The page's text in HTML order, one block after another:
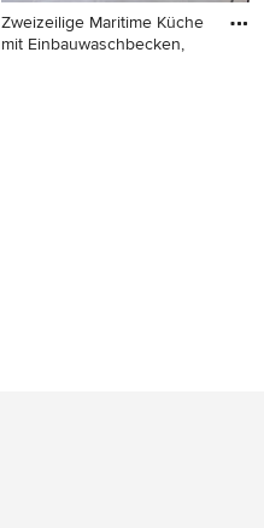
Zweizeilige Maritime Küche
mit Einbauwaschbecken,